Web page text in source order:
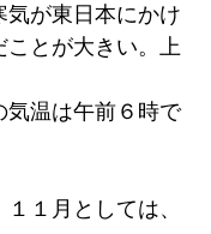
が東日本にかけ
ことが大きい。上
温は午前６時で
１月としては、